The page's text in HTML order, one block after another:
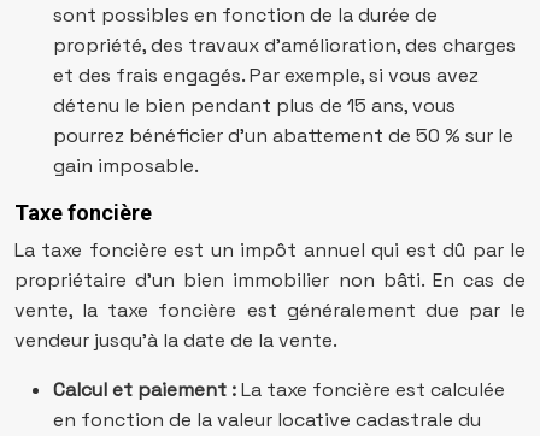
sont possibles en fonction de la durée de
propriété, des travaux d’amélioration, des charges
et des frais engagés. Par exemple, si vous avez
détenu le bien pendant plus de 15 ans, vous
pourrez bénéficier d’un abattement de 50 % sur le
gain imposable.
Taxe foncière
La taxe foncière est un impôt annuel qui est dû par le
propriétaire d’un bien immobilier non bâti. En cas de
vente, la taxe foncière est généralement due par le
vendeur jusqu’à la date de la vente.
Calcul et paiement :La taxe foncière est calculée
en fonction de la valeur locative cadastrale du